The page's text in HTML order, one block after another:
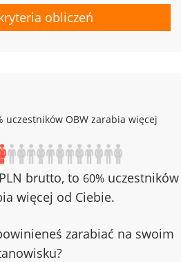
obliczeń
uczestników OBW zarabia więcej
brutto, to 60% uczestników
więcej od Ciebie.
zarabiać na swoim